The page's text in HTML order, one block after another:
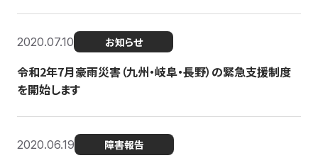
2020.07.10 お知らせ
令和2年7月豪雨災害（九州・岐阜・長野）の緊急支援制度
を開始します
2020.06.19 障害報告